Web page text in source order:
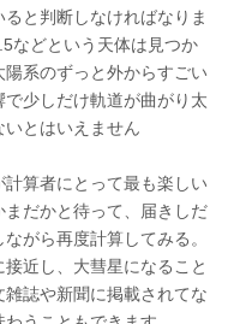
と判断しなければなりま
などという天体は見つか
系のずっと外からすごい
少しだけ軌道が曲がり太
とはいえません
算者にとって最も楽しい
だかと待って、届きしだ
がら再度計算してみる。
近し、大彗星になること
誌や新聞に掲載されてな